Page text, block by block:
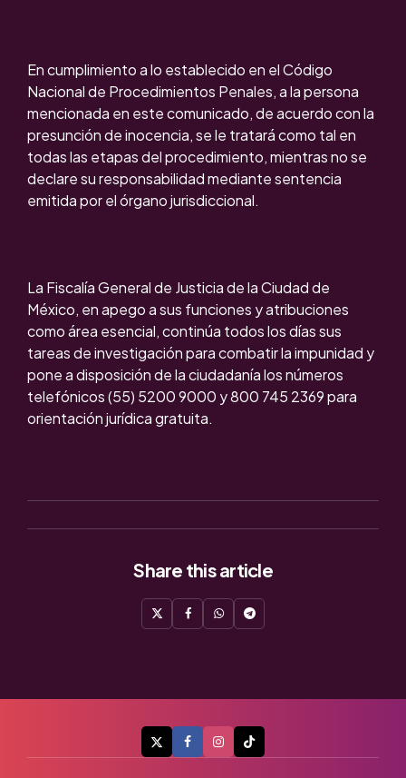
En cumplimiento a lo establecido en el Código
Nacional de Procedimientos Penales, a la persona
mencionada en este comunicado, de acuerdo con la
presunción de inocencia, se le tratará como tal en
todas las etapas del procedimiento, mientras no se
declare su responsabilidad mediante sentencia
emitida por el órgano jurisdiccional.
La Fiscalía General de Justicia de la Ciudad de
México, en apego a sus funciones y atribuciones
como área esencial, continúa todos los días sus
tareas de investigación para combatir la impunidad y
pone a disposición de la ciudadanía los números
telefónicos (55) 5200 9000 y 800 745 2369 para
orientación jurídica gratuita.
Share this article